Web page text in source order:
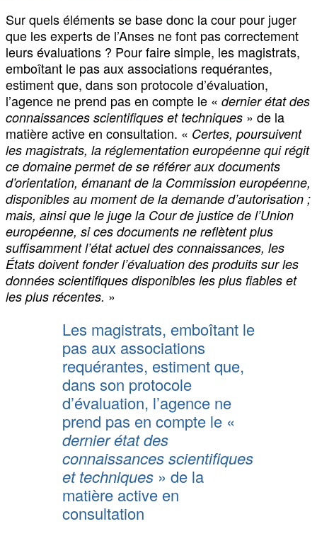
Sur quels éléments se base donc la cour pour juger
que les experts de l’Anses ne font pas correctement
leurs évaluations ? Pour faire simple, les magistrats,
emboîtant le pas aux associations requérantes,
estiment que, dans son protocole d’évaluation,
l’agence ne prend pas en compte le « dernier état des
connaissances scientifiques et techniques » de la
matière active en consultation. « Certes, poursuivent
les magistrats, la réglementation européenne qui régit
ce domaine permet de se référer aux documents
d’orientation, émanant de la Commission européenne,
disponibles au moment de la demande d’autorisation ;
mais, ainsi que le juge la Cour de justice de l’Union
européenne, si ces documents ne reflètent plus
suffisamment l’état actuel des connaissances, les
États doivent fonder l’évaluation des produits sur les
données scientifiques disponibles les plus fiables et
les plus récentes. »
Les magistrats, emboîtant le
pas aux associations
requérantes, estiment que,
dans son protocole
d’évaluation, l’agence ne
prend pas en compte le «
dernier état des
connaissances scientifiques
et techniques » de la
matière active en
consultation